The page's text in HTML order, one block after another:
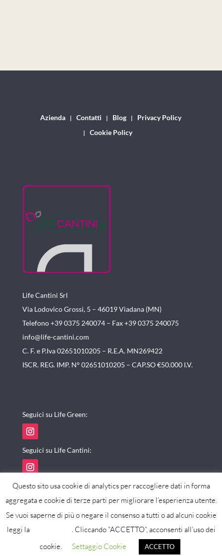
Azienda Contatti Blog
Privacy Policy
Cookie Policy
Life Cantini Srl
Via Lodovico Grossi, 5 – 46019Viadana (MN)
Telefono +39 0375 240074 – Fax +39 0375 240075
info@life-cantini.com
C. F. e P.Iva 02651010205 – R.E.A. MN269422
ISCR. REG. IMP. N° 02651010205 – CAP.SO €50.000 I.V.
Seguici su Life Green:
Seguici su Life Cantini:
powered by maxistudio
Questo sito usa cookie di analytics per raccogliere dati in forma
aggregata e cookie di terze parti per migliorare l’esperienza utente.
Se vuoi saperne di più o negare il consenso a tutti o ad alcuni cookie
leggi la
. Cliccando “ACCETTO”, acconsenti all’uso dei
cookie.
Settaggio Cookie ACCETTO